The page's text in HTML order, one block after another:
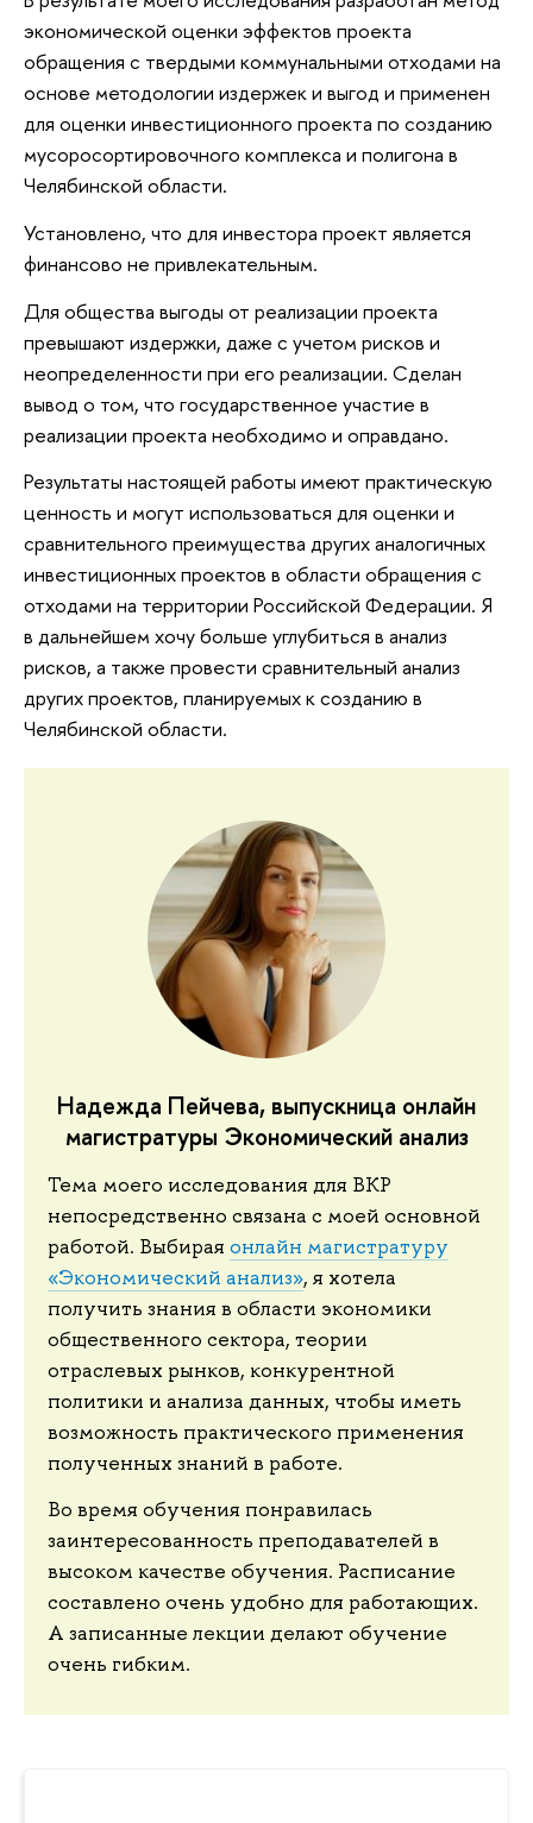
экономической оценки эффектов проекта
обращения с твердыми коммунальными отходами на
основе методологии издержек и выгод и применен
для оценки инвестиционного проекта по созданию
мусоросортировочного комплекса и полигона в
Челябинской области.
Установлено, что для инвестора проект является
финансово не привлекательным.
Для общества выгоды от реализации проекта
превышают издержки, даже с учетом рисков и
неопределенности при его реализации. Сделан
вывод о том, что государственное участие в
реализации проекта необходимо и оправдано.
Результаты настоящей работы имеют практическую
ценность и могут использоваться для оценки и
сравнительного преимущества других аналогичных
инвестиционных проектов в области обращения с
отходами на территории Российской Федерации. Я
в дальнейшем хочу больше углубиться в анализ
рисков, а также провести сравнительный анализ
других проектов, планируемых к созданию в
Челябинской области.
Надежда Пейчева, выпускница онлайн
магистратуры Экономический анализ
Тема моего исследования для ВКР
непосредственно связана с моей основной
работой. Выбирая онлайн магистратуру
«Экономический анализ», я хотела
получить знания в области экономики
общественного сектора, теории
отраслевых рынков, конкурентной
политики и анализа данных, чтобы иметь
возможность практического применения
полученных знаний в работе.
Во время обучения понравилась
заинтересованность преподавателей в
высоком качестве обучения. Расписание
составлено очень удобно для работающих.
А записанные лекции делают обучение
очень гибким.